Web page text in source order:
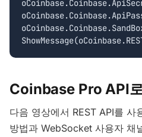
Coinbase Pro API
다음 영상에서 REST API를 사
방법과 WebSocket 사용자 채